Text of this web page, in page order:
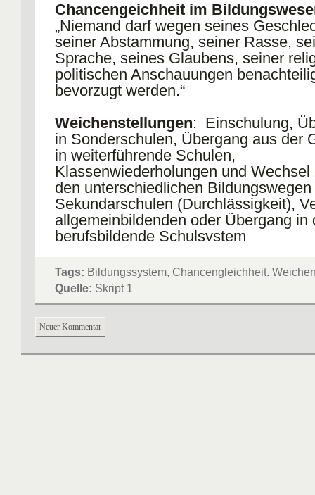
Chancengeichheit im
„Niemand darf wegen seines
seiner Abstammung, seiner Rasse,
Sprache, seines Glaubens, seiner
politischen Anschauungen
bevorzugt werden.“
Weichenstellungen: Einschulung,
in Sonderschulen, Übergang aus der
in weiterführende Schulen,
Klassenwiederholungen und Wechsel
den unterschiedlichen Bildungswegen
Sekundarschulen (Durchlässigkeit),
allgemeinbildenden oder Übergang in
berufsbildende Schulsystem
Auswirkung auf Chancengleichheit:
- Chancenungleichheit durch starke
den Übergängen,
- ungleiche Chancenverteilung
aus unterschiedlichen sozialen
frühe Aufteilung der SchülerInnen,
Tags: Bildungssystem, Chancengleichheit.
Quelle: Skript 1
Neuer Kommentar